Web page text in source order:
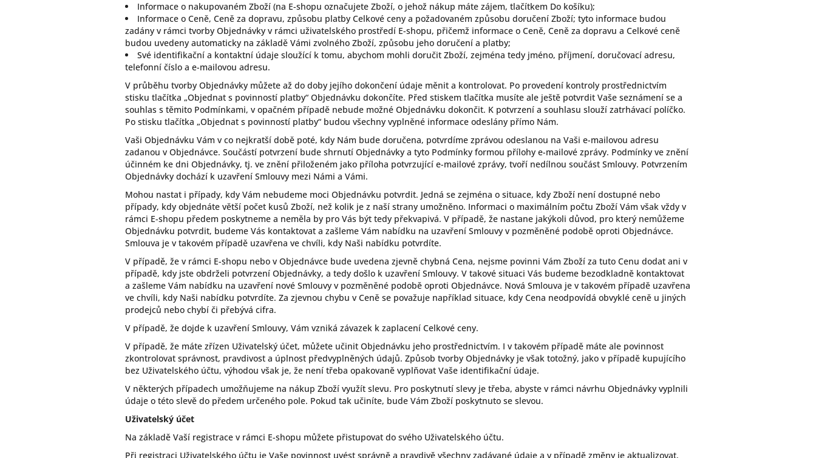
Informace o nakupovaném Zboží (na E-shopu označujete Zboží, o jehož nákup máte zájem, tlačítkem Do košíku);
Informace o Ceně, Ceně za dopravu, způsobu platby Celkové ceny a požadovaném způsobu doručení Zboží; tyto informace budou
zadány v rámci tvorby Objednávky v rámci uživatelského prostředí E-shopu, přičemž informace o Ceně, Ceně za dopravu a Celkové ceně
budou uvedeny automaticky na základě Vámi zvolného Zboží, způsobu jeho doručení a platby;
Své identifikační a kontaktní údaje sloužící k tomu, abychom mohli doručit Zboží, zejména tedy jméno, příjmení, doručovací adresu,
telefonní číslo a e-mailovou adresu.
V průběhu tvorby Objednávky můžete až do doby jejího dokončení údaje měnit a kontrolovat. Po provedení kontroly prostřednictvím
stisku tlačítka „Objednat s povinností platby“ Objednávku dokončíte. Před stiskem tlačítka musíte ale ještě potvrdit Vaše seznámení se a
souhlas s těmito Podmínkami, v opačném případě nebude možné Objednávku dokončit. K potvrzení a souhlasu slouží zatrhávací políčko.
Po stisku tlačítka „Objednat s povinností platby“ budou všechny vyplněné informace odeslány přímo Nám.
Vaši Objednávku Vám v co nejkratší době poté, kdy Nám bude doručena, potvrdíme zprávou odeslanou na Vaši e-mailovou adresu
zadanou v Objednávce. Součástí potvrzení bude shrnutí Objednávky a tyto Podmínky formou přílohy e-mailové zprávy. Podmínky ve znění
účinném ke dni Objednávky, tj. ve znění přiloženém jako příloha potvrzující e-mailové zprávy, tvoří nedílnou součást Smlouvy. Potvrzením
Objednávky dochází k uzavření Smlouvy mezi Námi a Vámi.
Mohou nastat i případy, kdy Vám nebudeme moci Objednávku potvrdit. Jedná se zejména o situace, kdy Zboží není dostupné nebo
případy, kdy objednáte větší počet kusů Zboží, než kolik je z naší strany umožněno. Informaci o maximálním počtu Zboží Vám však vždy v
rámci E-shopu předem poskytneme a neměla by pro Vás být tedy překvapivá. V případě, že nastane jakýkoli důvod, pro který nemůžeme
Objednávku potvrdit, budeme Vás kontaktovat a zašleme Vám nabídku na uzavření Smlouvy v pozměněné podobě oproti Objednávce.
Smlouva je v takovém případě uzavřena ve chvíli, kdy Naši nabídku potvrdíte.
V případě, že v rámci E-shopu nebo v Objednávce bude uvedena zjevně chybná Cena, nejsme povinni Vám Zboží za tuto Cenu dodat ani v
případě, kdy jste obdrželi potvrzení Objednávky, a tedy došlo k uzavření Smlouvy. V takové situaci Vás budeme bezodkladně kontaktovat
a zašleme Vám nabídku na uzavření nové Smlouvy v pozměněné podobě oproti Objednávce. Nová Smlouva je v takovém případě uzavřena
ve chvíli, kdy Naši nabídku potvrdíte. Za zjevnou chybu v Ceně se považuje například situace, kdy Cena neodpovídá obvyklé ceně u jiných
prodejců nebo chybí či přebývá cifra.
V případě, že dojde k uzavření Smlouvy, Vám vzniká závazek k zaplacení Celkové ceny.
V případě, že máte zřízen Uživatelský účet, můžete učinit Objednávku jeho prostřednictvím. I v takovém případě máte ale povinnost
zkontrolovat správnost, pravdivost a úplnost předvyplněných údajů. Způsob tvorby Objednávky je však totožný, jako v případě kupujícího
bez Uživatelského účtu, výhodou však je, že není třeba opakovaně vyplňovat Vaše identifikační údaje.
V některých případech umožňujeme na nákup Zboží využít slevu. Pro poskytnutí slevy je třeba, abyste v rámci návrhu Objednávky vyplnili
údaje o této slevě do předem určeného pole. Pokud tak učiníte, bude Vám Zboží poskytnuto se slevou.
Uživatelský účet
Na základě Vaší registrace v rámci E-shopu můžete přistupovat do svého Uživatelského účtu.
Při registraci Uživatelského účtu je Vaše povinnost uvést správně a pravdivě všechny zadávané údaje a v případě změny je aktualizovat.